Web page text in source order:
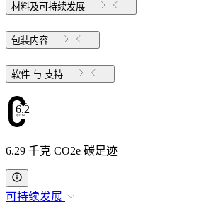
材料及可持续发展
包装内容
软件 与 支持
6.29
6.29 千克 CO2e 碳足迹
可持续发展